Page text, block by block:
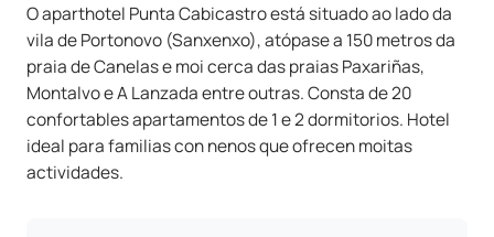
O aparthotel Punta Cabicastro está situado ao lado da
vila de Portonovo (Sanxenxo), atópase a 150 metros da
praia de Canelas e moi cerca das praias Paxariñas,
Montalvo e A Lanzada entre outras. Consta de 20
confortables apartamentos de 1 e 2 dormitorios. Hotel
ideal para familias con nenos que ofrecen moitas
actividades.